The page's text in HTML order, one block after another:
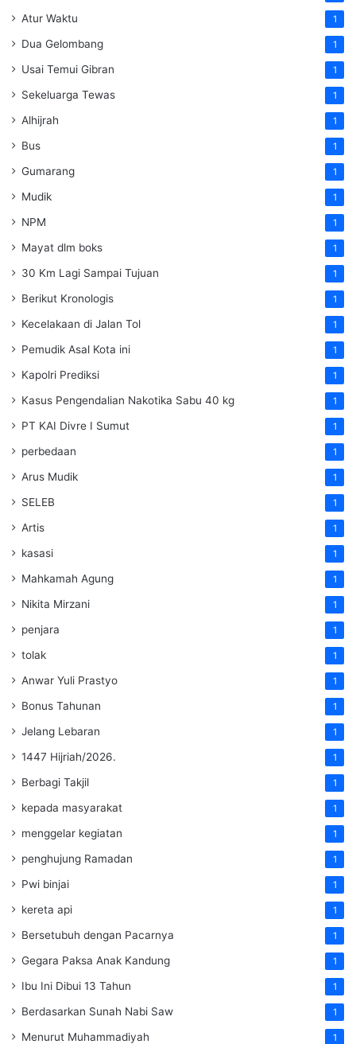
Atur Waktu 1
Dua Gelombang 1
Usai Temui Gibran 1
Sekeluarga Tewas 1
Alhijrah 1
Bus 1
Gumarang 1
Mudik 1
NPM 1
Mayat dlm boks 1
30 Km Lagi Sampai Tujuan 1
Berikut Kronologis 1
Kecelakaan di Jalan Tol 1
Pemudik Asal Kota ini 1
Kapolri Prediksi 1
Kasus Pengendalian Nakotika Sabu 40 kg 1
PT KAI Divre I Sumut 1
perbedaan 1
Arus Mudik 1
SELEB 1
Artis 1
kasasi 1
Mahkamah Agung 1
Nikita Mirzani 1
penjara 1
tolak 1
Anwar Yuli Prastyo 1
Bonus Tahunan 1
Jelang Lebaran 1
1447 Hijriah/2026. 1
Berbagi Takjil 1
kepada masyarakat 1
menggelar kegiatan 1
penghujung Ramadan 1
Pwi binjai 1
kereta api 1
Bersetubuh dengan Pacarnya 1
Gegara Paksa Anak Kandung 1
Ibu Ini Dibui 13 Tahun 1
Berdasarkan Sunah Nabi Saw 1
Menurut Muhammadiyah 1